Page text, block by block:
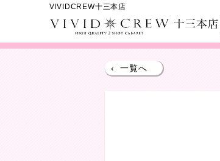
VIVIDCREW十三本店
‹ 一覧へ